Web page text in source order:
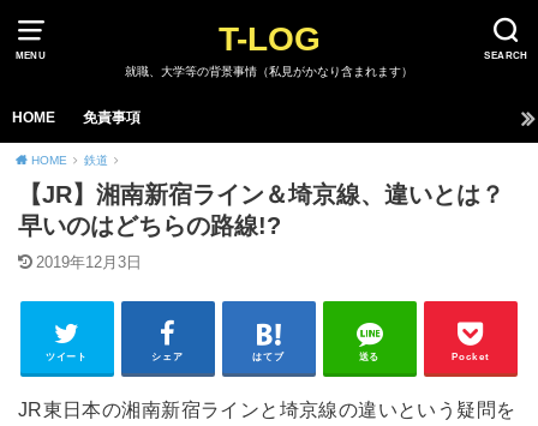
MENU SEARCH
T-LOG
就職、大学等の背景事情（私見がかなり含まれます）
HOME 免責事項
HOME 鉄道
【JR】湘南新宿ライン＆埼京線、違いとは？
早いのはどちらの路線!?
2019年12月3日
ツイート シェア はてブ 送る Pocket
JR東日本の湘南新宿ラインと埼京線の違いという疑問を